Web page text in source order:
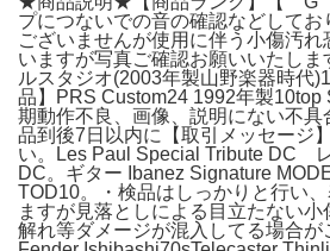
プにつないでの音の確認などして
ございませんが使用に伴う小傷汚
いますが写真ご確認お願いいたしま
ルスタジオ(2003年製山野楽器時代
品】PRS Custom24 1992年製10top
期動作不良、画像、説明にない不
品到後7日以内に【取引メッセージ
い。Les Paul Special Tribute DC
DC。ギター Ibanez Signature
TOD10。・検品はしっかりと行い
ますが見落としによる目立たない
解れ等ダメージが混入してる場合が